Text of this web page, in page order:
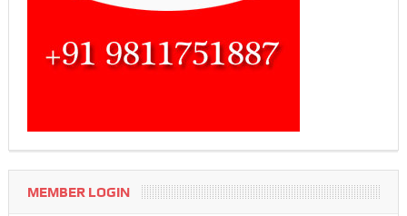
MEMBER LOGIN